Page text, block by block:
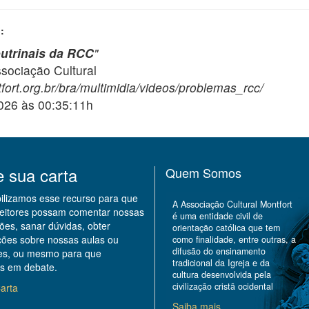
da RCC"
Cultural
bra/multimidia/videos/problemas_rcc/
às 00:35:11h
sua carta
esse recurso para que
possam comentar nossas
sanar dúvidas, obter
sobre nossas aulas ou
ou mesmo para que
em debate.
Quem Somos
A Associação Cultural Montfort
é uma entidade civil de
orientação católica que tem
como finalidade, entre outras, a
difusão do ensinamento
tradicional da Igreja e da
cultura desenvolvida pela
civilização cristã ocidental
Saiba mais